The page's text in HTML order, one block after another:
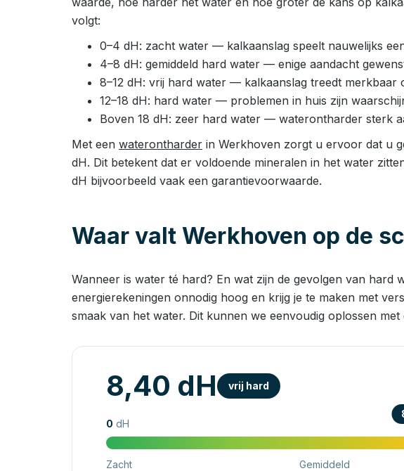
volgt:
0–4 dH: zacht water — kalkaanslag speelt nauwelijks
4–8 dH: gemiddeld hard water — enige aandacht
8–12 dH: vrij hard water — kalkaanslag treedt merkbaar
12–18 dH: hard water — problemen in huis zijn
Boven 18 dH: zeer hard water — waterontharder sterk
Met een waterontharder in Werkhoven zorgt u ervoor dat u
dH. Dit betekent dat er voldoende mineralen in het water
dH bijvoorbeeld vaak een garantievoorwaarde.
Waar valt Werkhoven op de
Wanneer is water té hard? En wat zijn de gevolgen van
energierekeningen onnodig hoog en krijg je te maken met
smaak van het water. Dit kunnen we eenvoudig oplossen
8,40 dH vrij hard
0 dH
Zacht Gemiddeld